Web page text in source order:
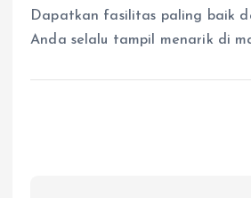
Dapatkan fasilitas paling baik
Anda selalu tampil menarik di